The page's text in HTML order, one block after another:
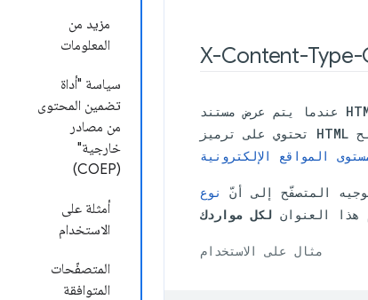
مزيد من
المعلومات
سياسة "أداة
تضمين المحتوى
من مصادر
خارجية"
(COEP)
أمثلة على
الاستخدام
المتصفّحات
المتوافقة
X-Content-
عندما يتم عرض مستند HTML ضار من نطاقك (على سبيل المثال، إذا كانت صورة تم تحميلها إلى خدمة صور
تحتوي على ترميز HTML صالح)، ستتعامل بعض المتصفحات معها كمستند نشط وتسمح بتنفيذ النصوص البرمجية
المواقع الإلكترونية
المتصفّح إلى أنّ
هذا العنوان لكل مواردك
مثال على الاستخدام